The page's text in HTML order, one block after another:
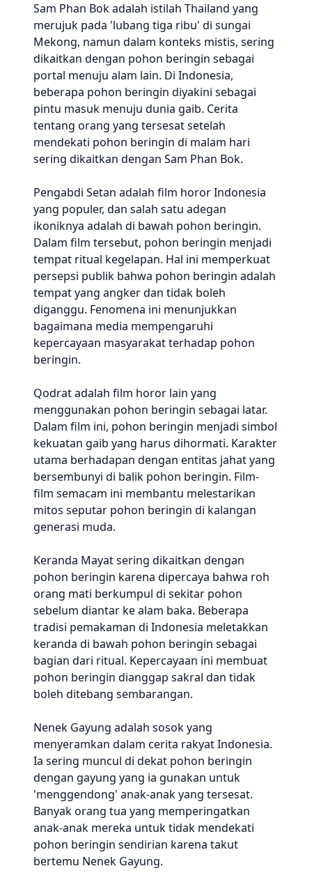
Sam Phan Bok adalah istilah Thailand yang
merujuk pada 'lubang tiga ribu' di sungai
Mekong, namun dalam konteks mistis, sering
dikaitkan dengan pohon beringin sebagai
portal menuju alam lain. Di Indonesia,
beberapa pohon beringin diyakini sebagai
pintu masuk menuju dunia gaib. Cerita
tentang orang yang tersesat setelah
mendekati pohon beringin di malam hari
sering dikaitkan dengan Sam Phan Bok.
Pengabdi Setan adalah film horor Indonesia
yang populer, dan salah satu adegan
ikoniknya adalah di bawah pohon beringin.
Dalam film tersebut, pohon beringin menjadi
tempat ritual kegelapan. Hal ini memperkuat
persepsi publik bahwa pohon beringin adalah
tempat yang angker dan tidak boleh
diganggu. Fenomena ini menunjukkan
bagaimana media mempengaruhi
kepercayaan masyarakat terhadap pohon
beringin.
Qodrat adalah film horor lain yang
menggunakan pohon beringin sebagai latar.
Dalam film ini, pohon beringin menjadi simbol
kekuatan gaib yang harus dihormati. Karakter
utama berhadapan dengan entitas jahat yang
bersembunyi di balik pohon beringin. Film-
film semacam ini membantu melestarikan
mitos seputar pohon beringin di kalangan
generasi muda.
Keranda Mayat sering dikaitkan dengan
pohon beringin karena dipercaya bahwa roh
orang mati berkumpul di sekitar pohon
sebelum diantar ke alam baka. Beberapa
tradisi pemakaman di Indonesia meletakkan
keranda di bawah pohon beringin sebagai
bagian dari ritual. Kepercayaan ini membuat
pohon beringin dianggap sakral dan tidak
boleh ditebang sembarangan.
Nenek Gayung adalah sosok yang
menyeramkan dalam cerita rakyat Indonesia.
Ia sering muncul di dekat pohon beringin
dengan gayung yang ia gunakan untuk
'menggendong' anak-anak yang tersesat.
Banyak orang tua yang memperingatkan
anak-anak mereka untuk tidak mendekati
pohon beringin sendirian karena takut
bertemu Nenek Gayung.